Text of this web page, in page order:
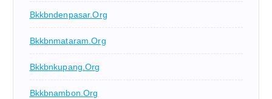
Bkkbndenpasar.org
Bkkbnmataram.org
Bkkbnkupang.org
Bkkbnambon.org